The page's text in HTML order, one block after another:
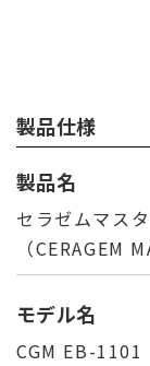
製品仕様
製品名
セラゼムマス
（CERAGEM
モデル名
CGM EB-1101